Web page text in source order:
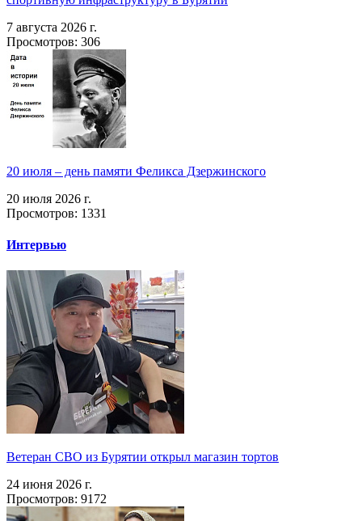
7 августа 2026 г.
Просмотров: 306
20 июля – день памяти Феликса Дзержинского
20 июля 2026 г.
Просмотров: 1331
Интервью
Ветеран СВО из Бурятии открыл магазин тортов
24 июня 2026 г.
Просмотров: 9172